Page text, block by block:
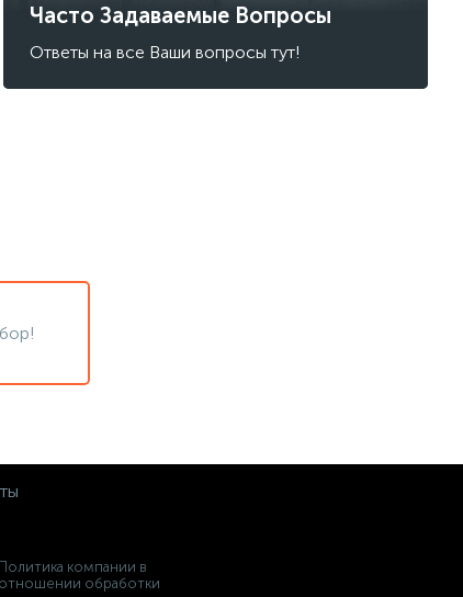
Часто Задаваемые Вопросы
Ответы на все Ваши вопросы тут!
Политика компании в
отношении обработки